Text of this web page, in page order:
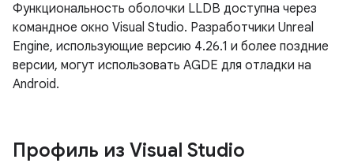
Функциональность оболочки LLDB доступна через
командное окно Visual Studio. Разработчики Unreal
Engine, использующие версию 4.26.1 и более поздние
версии, могут использовать AGDE для отладки на
Android.
Профиль из Visual Studio